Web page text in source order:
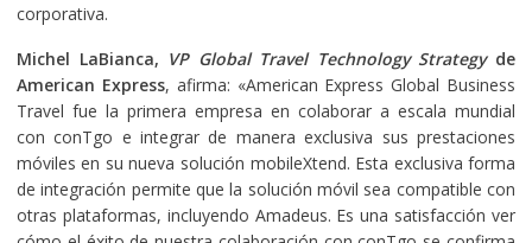
corporativa.
Michel LaBianca, VP Global Travel Technology Strategyde
American Express, afirma: «American Express Global Business
Travel fue la primera empresa en colaborar a escala mundial
con conTgo e integrar de manera exclusiva sus prestaciones
móviles en su nueva solución mobileXtend. Esta exclusiva forma
de integración permite que la solución móvil sea compatible con
otras plataformas, incluyendo Amadeus. Es una satisfacción ver